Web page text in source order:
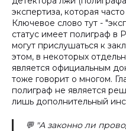
экспертиза, которая
Ключевое слово тут -
статус имеет полиграф в
могут прислушаться к
этом, в некоторых
является официальным
тоже говорит о многом.
полиграф не является
лишь дополнительный
💬 "А законно ли